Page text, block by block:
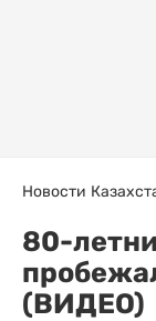
Новости
80-
(ВИДЕО)